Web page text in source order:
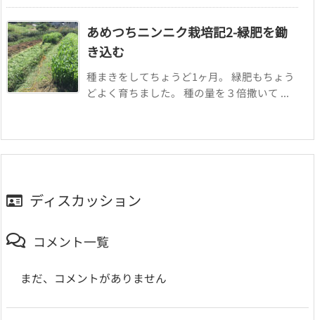
あめつちニンニク栽培記2-緑肥を鋤
き込む
種まきをしてちょうど1ヶ月。 緑肥もちょう
どよく育ちました。 種の量を３倍撒いて ...
ディスカッション
コメント一覧
まだ、コメントがありません